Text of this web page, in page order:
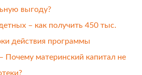
выгоду?
– как получить 450 тыс.
действия программы
Почему материнский капитал не